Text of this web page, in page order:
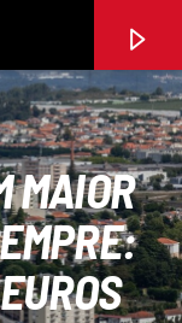
MAIOR